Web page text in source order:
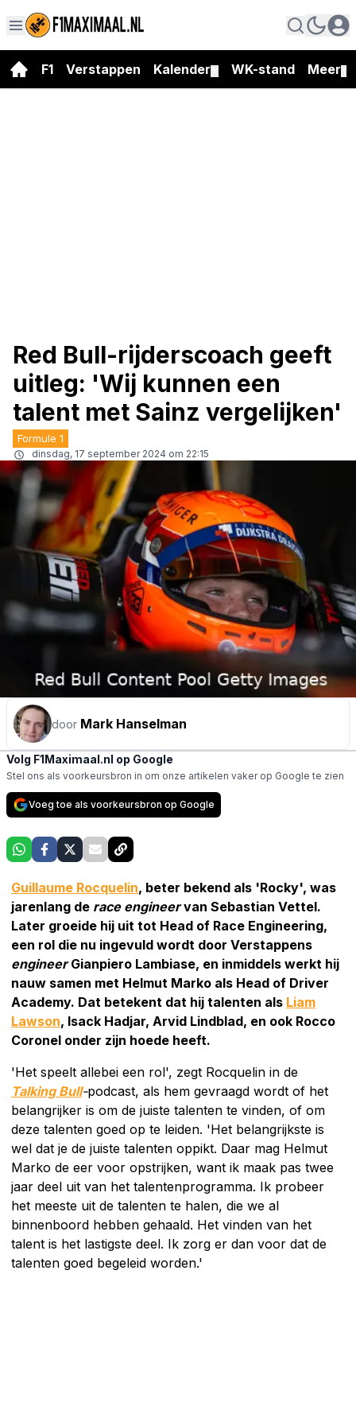
F1 Verstappen Kalender WK-stand Meer
Red Bull-rijderscoach geeft
uitleg: 'Wij kunnen een
talent met Sainz vergelijken'
Formule 1
dinsdag, 17 september 2024 om 22:15
door Mark Hanselman
Volg F1Maximaal.nl op Google
Stel ons als voorkeursbron in om onze artikelen vaker op Google te zien
Voeg toe als voorkeursbron op Google
Guillaume Rocquelin, beter bekend als 'Rocky', was
jarenlang de race engineervan Sebastian Vettel.
Later groeide hij uit tot Head of Race Engineering,
een rol die nu ingevuld wordt door Verstappens
engineerGianpiero Lambiase, en inmiddels werkt hij
nauw samen met Helmut Marko als Head of Driver
Academy. Dat betekent dat hij talenten als Liam
Lawson, Isack Hadjar, Arvid Lindblad, en ook Rocco
Coronel onder zijn hoede heeft.
'Het speelt allebei een rol', zegt Rocquelin in de
Talking Bull-podcast, als hem gevraagd wordt of het
belangrijker is om de juiste talenten te vinden, of om
deze talenten goed op te leiden. 'Het belangrijkste is
wel dat je de juiste talenten oppikt. Daar mag Helmut
Marko de eer voor opstrijken, want ik maak pas twee
jaar deel uit van het talentenprogramma. Ik probeer
het meeste uit de talenten te halen, die we al
binnenboord hebben gehaald. Het vinden van het
talent is het lastigste deel. Ik zorg er dan voor dat de
talenten goed begeleid worden.'